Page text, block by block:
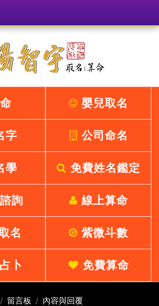
嬰兒取名
字 公司命名
學 免費姓名鑑定
詢 線上算命
名 紫微斗數
卜 免費算命
留言板 內容與回覆